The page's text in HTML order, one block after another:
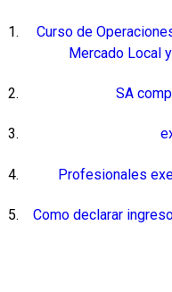
Curso de
Mercado Local
SA
Profesionales
Como declarar